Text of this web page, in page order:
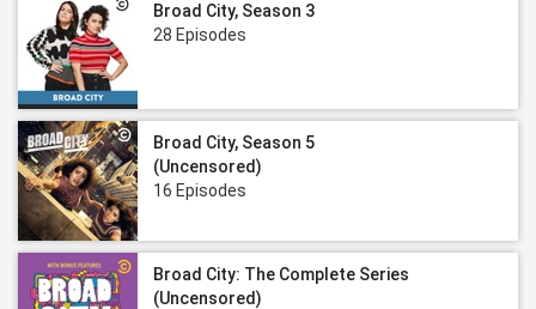
Broad City, Season 3
28 Episodes
Broad City, Season 5
(Uncensored)
16 Episodes
Broad City: The Complete Series
(Uncensored)